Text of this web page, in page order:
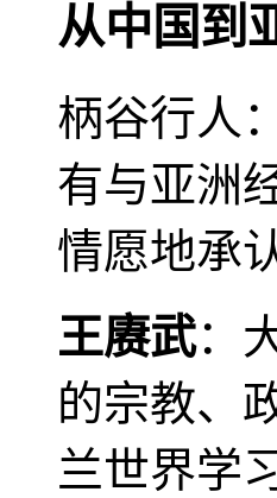
从中国到
柄谷行人
有与亚洲
情愿地承
王赓武：
的宗教、
兰世界学